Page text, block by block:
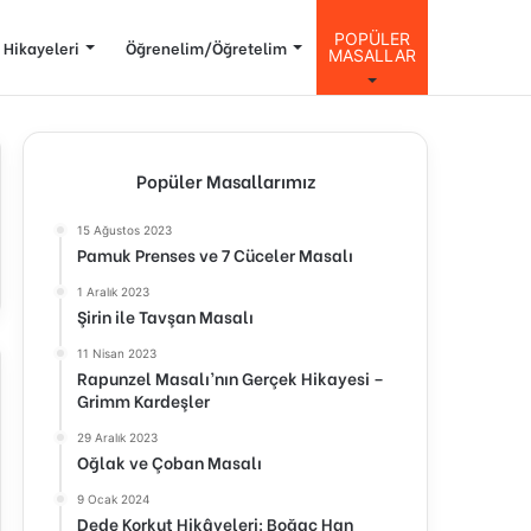
Hikayeleri Öğrenelim/Öğretelim
POPÜLER
MASALLAR
Popüler Masallarımız
15 Ağustos 2023
Pamuk Prenses ve 7 Cüceler Masalı
1 Aralık 2023
Şirin ile Tavşan Masalı
11 Nisan 2023
Rapunzel Masalı’nın Gerçek Hikayesi –
Grimm Kardeşler
29 Aralık 2023
Oğlak ve Çoban Masalı
9 Ocak 2024
Dede Korkut Hikâyeleri: Boğaç Han